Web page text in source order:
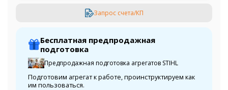
Запрос счета/КП
Бесплатная предпродажная
подготовка
Предпродажная подготовка агрегатов STIHL
Подготовим агрегат к работе, проинструктируем как
им пользоваться.